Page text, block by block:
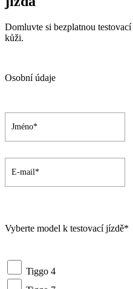
Domluvte si bezplatnou
kůži.
Osobní údaje
Vyberte model k testovací jízdě*
Tiggo 4